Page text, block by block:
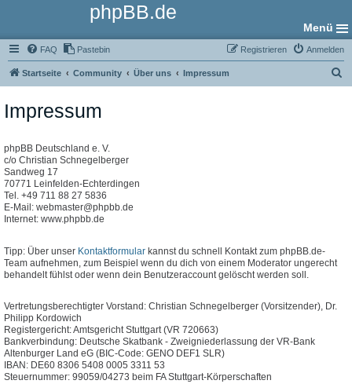
phpBB.de
Menü
FAQ Pastebin Anmelden
Registrieren
Startseite Community Über uns Impressum
Impressum
phpBB Deutschland e. V.
c/o Christian Schnegelberger
Sandweg 17
70771 Leinfelden-Echterdingen
Tel. +49 711 88 27 5836
E-Mail: webmaster@phpbb.de
Internet: www.phpbb.de
Tipp: Über unser Kontaktformular kannst du schnell Kontakt zum phpBB.de-
Team aufnehmen, zum Beispiel wenn du dich von einem Moderator ungerecht
behandelt fühlst oder wenn dein Benutzeraccount gelöscht werden soll.
Vertretungsberechtigter Vorstand: Christian Schnegelberger (Vorsitzender), Dr.
Philipp Kordowich
Registergericht: Amtsgericht Stuttgart (VR 720663)
Bankverbindung: Deutsche Skatbank - Zweigniederlassung der VR-Bank
Altenburger Land eG (BIC-Code: GENO DEF1 SLR)
IBAN: DE60 8306 5408 0005 3311 53
Steuernummer: 99059/04273 beim FA Stuttgart-Körperschaften